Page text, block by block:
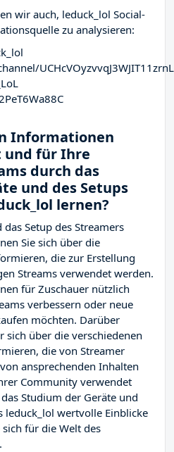
wir auch, leduck_lol Social-
zu analysieren:
Informationen
und für Ihre
durch das
und des Setups
lernen?
Setup des Streamers
Sie sich über die
die zur Erstellung
Streams verwendet werden.
für Zuschauer nützlich
verbessern oder neue
möchten. Darüber
sich über die verschiedenen
die von Streamer
ansprechenden Inhalten
Community verwendet
Studium der Geräte und
leduck_lol wertvolle Einblicke
für die Welt des